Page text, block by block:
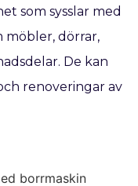
som sysslar med
möbler, dörrar,
De kan
renoveringar av